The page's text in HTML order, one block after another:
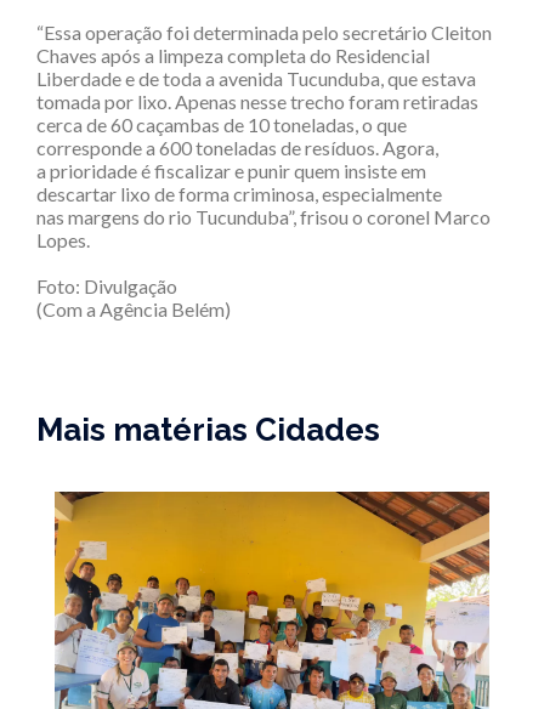
“Essa operação foi determinada pelo secretário Cleiton
Chaves após a limpeza completa do Residencial
Liberdade e de toda a avenida Tucunduba, que estava
tomada por lixo. Apenas nesse trecho foram retiradas
cerca de 60 caçambas de 10 toneladas, o que
corresponde a 600 toneladas de resíduos. Agora,
a prioridade é fiscalizar e punir quem insiste em
descartar lixo de forma criminosa, especialmente
nas margens do rio Tucunduba”, frisou o coronel Marco
Lopes.
Foto: Divulgação
(Com a Agência Belém)
Mais matérias Cidades